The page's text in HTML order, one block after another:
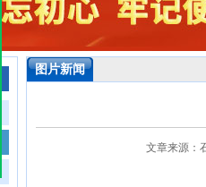
图片新闻
文章来源：